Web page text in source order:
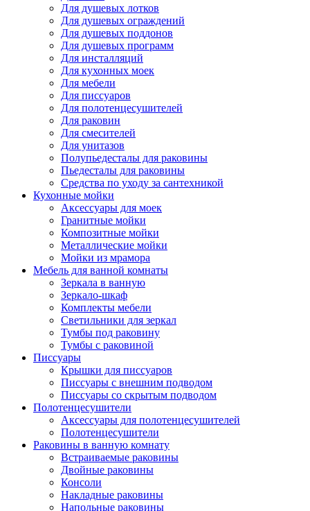
Для душевых лотков
Для душевых ограждений
Для душевых поддонов
Для душевых программ
Для инсталляций
Для кухонных моек
Для мебели
Для писсуаров
Для полотенцесушителей
Для раковин
Для смесителей
Для унитазов
Полупьедесталы для раковины
Пьедесталы для раковины
Средства по уходу за сантехникой
Кухонные мойки
Аксессуары для моек
Гранитные мойки
Композитные мойки
Металлические мойки
Мойки из мрамора
Мебель для ванной комнаты
Зеркала в ванную
Зеркало-шкаф
Комплекты мебели
Светильники для зеркал
Тумбы под раковину
Тумбы с раковиной
Писсуары
Крышки для писсуаров
Писсуары с внешним подводом
Писсуары со скрытым подводом
Полотенцесушители
Аксессуары для полотенцесушителей
Полотенцесушители
Раковины в ванную комнату
Встраиваемые раковины
Двойные раковины
Консоли
Накладные раковины
Напольные раковины